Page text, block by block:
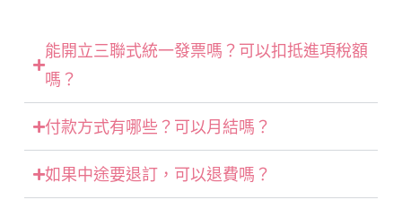
能開立三聯式統一發票嗎？可以扣抵進項稅額
嗎？
付款方式有哪些？可以月結嗎？
如果中途要退訂，可以退費嗎？